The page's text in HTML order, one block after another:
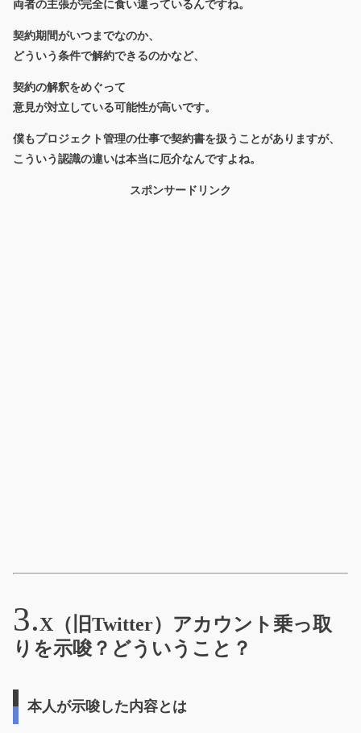
両者の主張が完全に食い違っているんですね。
契約期間がいつまでなのか、
どういう条件で解約できるのかなど、
契約の解釈をめぐって
意見が対立している可能性が高いです。
僕もプロジェクト管理の仕事で契約書を扱うことがありますが、
こういう認識の違いは本当に厄介なんですよね。
スポンサードリンク
X（旧Twitter）アカウント乗っ取
りを示唆？どういうこと？
本人が示唆した内容とは